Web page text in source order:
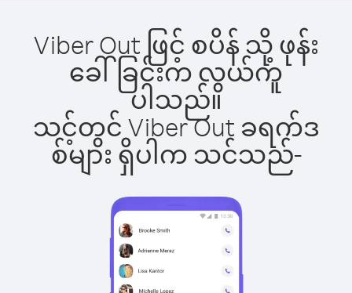
Viber Out ဖြင့် စပိန် သို့ ဖုန်း
ခေါ်ခြင်းက လွယ်ကူ
ပါသည်။
သင့်တွင် Viber Out ခရက်ဒ
စ်များ ရှိပါက သင်သည်-